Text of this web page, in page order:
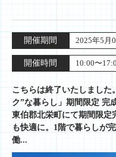
開催期間 2025年5月
開催時間 10:00〜
こちらは終了いたしました
ク”な暮らし」期間限定 完
東伯郡北栄町にて期間限定
も快適に。1階で暮らしが
働...